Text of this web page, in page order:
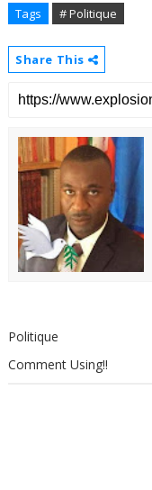
Tags # Politique
Share This
Politique
Comment Using!!